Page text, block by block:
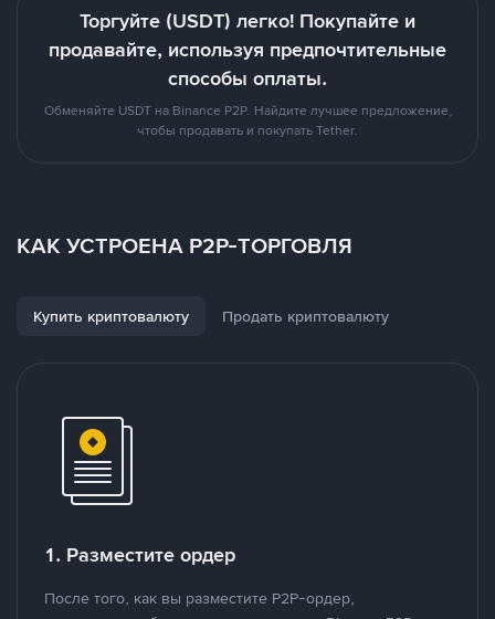
Торгуйте (USDT) легко! Покупайте и
продавайте, используя предпочтительные
способы оплаты.
Обменяйте USDT на Binance P2P. Найдите лучшее предложение,
чтобы продавать и покупать Tether.
КАК УСТРОЕНА P2P-ТОРГОВЛЯ
Купить криптовалюту Продать криптовалюту
1. Разместите ордер
После того, как вы разместите P2P-ордер,